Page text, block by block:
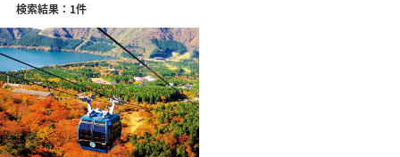
検索結果：1件